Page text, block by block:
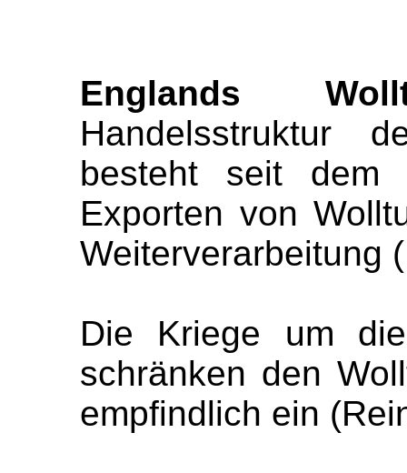
Englands
Handelsstruktur
besteht seit dem
Exporten von
Weiterverarbeitung
Die Kriege um
schränken den
empfindlich ein